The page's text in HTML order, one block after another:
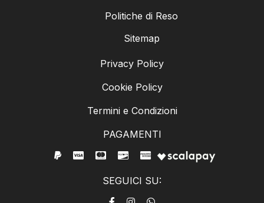
Politiche di Reso
Sitemap
Privacy Policy
Cookie Policy
Termini e Condizioni
PAGAMENTI
SEGUICI SU: